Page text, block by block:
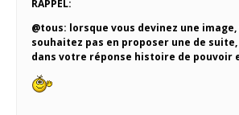
RAPPEL:
@tous: lorsque vous devinez une image,
souhaitez pas en proposer une de
dans votre réponse histoire de pouvoir